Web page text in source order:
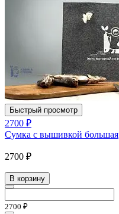
Быстрый просмотр
2700 ₽
Сумка с вышивкой большая
2700 ₽
В корзину
2700 ₽